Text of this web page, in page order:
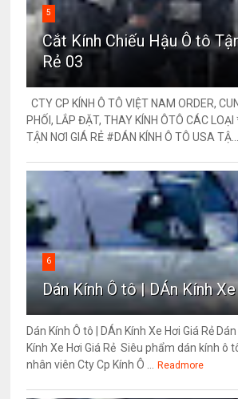
5
Cắt Kính Chiếu Hậu Ô tô
Rẻ 03
CTY CP KÍNH Ô TÔ VIỆT NAM ORDER,
PHỐI, LẮP ĐẶT, THAY KÍNH ÔTÔ CÁC
TẬN NƠI GIÁ RẺ #DÁN KÍNH Ô TÔ USA TẬ...
6
Dán Kính Ô tô | DÁn Kính
Dán Kính Ô tô | DÁn Kính Xe Hơi Giá Rẻ
Kính Xe Hơi Giá Rẻ Siêu phẩm dán kính ô
nhân viên Cty Cp Kính Ô ...
Readmore